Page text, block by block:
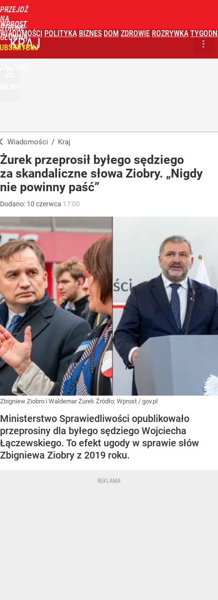
PRZEJDŹ
NA
STRONĘ
GŁÓWNĄ
WPROST
WIADOMOŚCI POLITYKA BIZNES DOM ZDROWIE ROZRYWKA
KRAJ
Wiadomości / Kraj
Żurek przeprosił byłego sędziego
za skandaliczne słowa Ziobry. „Nigdy
nie powinny paść”
Dodano: 10 czerwca 17:00
Zbigniew Ziobro i Waldemar Żurek Źródło: Wprost / gov.pl
Ministerstwo Sprawiedliwości opublikowało
przeprosiny dla byłego sędziego Wojciecha
Łączewskiego. To efekt ugody w sprawie słów
Zbigniewa Ziobry z 2019 roku.